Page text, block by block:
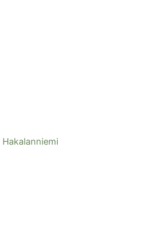
Hakalanniemi